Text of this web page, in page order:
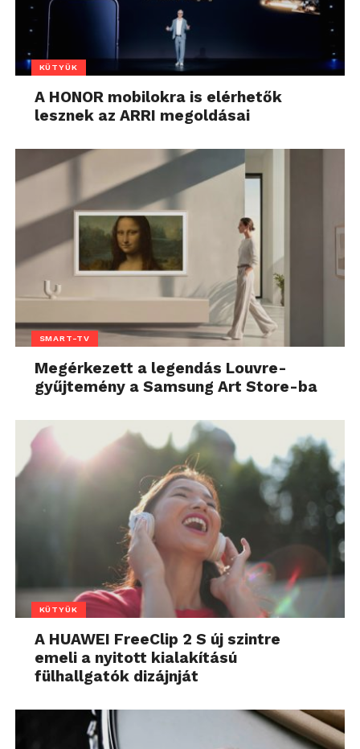
KÜTYÜK
A HONOR mobilokra is elérhetők
lesznek az ARRI megoldásai
SMART-TV
Megérkezett a legendás Louvre-
gyűjtemény a Samsung Art Store-ba
KÜTYÜK
A HUAWEI FreeClip 2 S új szintre
emeli a nyitott kialakítású
fülhallgatók dizájnját